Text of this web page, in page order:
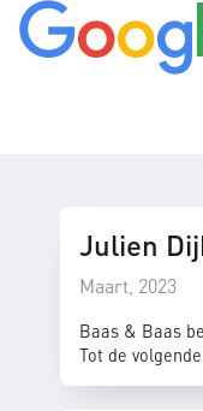
Julien
Maart, 2023
Baas & Baas
Tot de